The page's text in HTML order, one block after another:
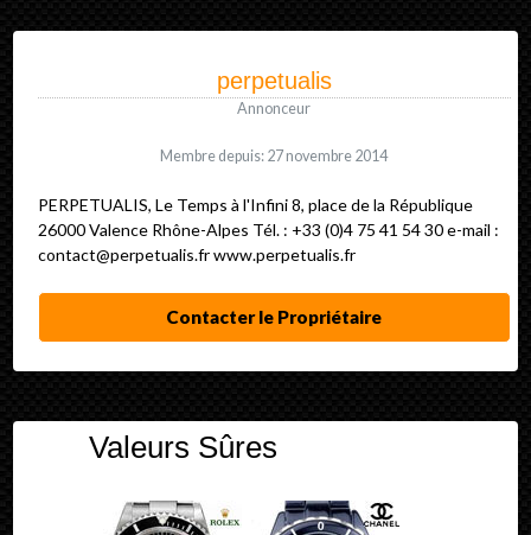
perpetualis
Annonceur
Membre depuis: 27 novembre 2014
PERPETUALIS, Le Temps à l'Infini 8, place de la République
26000 Valence Rhône-Alpes Tél. : +33 (0)4 75 41 54 30 e-mail :
contact@perpetualis.fr www.perpetualis.fr
Contacter le Propriétaire
Valeurs Sûres